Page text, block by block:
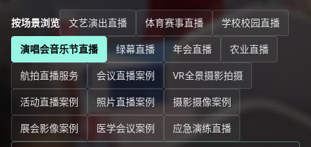
按场景浏览 文艺演出直播 体育赛事直播
学校校园直播
演唱会音乐节直播
绿幕直播 年会直播
农业直播
航拍直播服务
会议直播案例
VR全景摄影拍摄
活动直播案例
照片直播案例
摄影摄像案例
展会影像案例
医学会议案例
应急演练直播